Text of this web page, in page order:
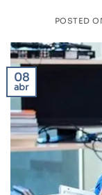
POSTED
08
abr